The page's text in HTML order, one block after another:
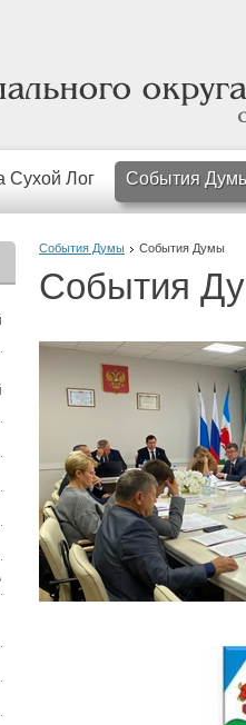
Сухой Лог События
События Думы События Думы
События